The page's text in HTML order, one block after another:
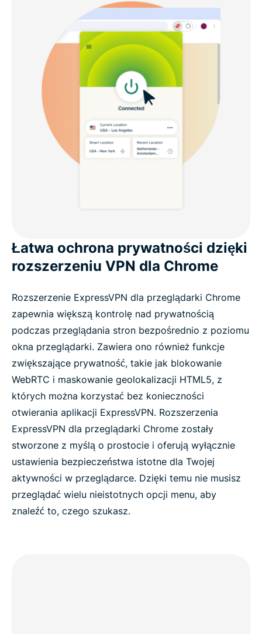
Łatwa ochrona prywatności dzięki
rozszerzeniu VPN dla Chrome
Rozszerzenie ExpressVPN dla przeglądarki Chrome
zapewnia większą kontrolę nad prywatnością
podczas przeglądania stron bezpośrednio z poziomu
okna przeglądarki. Zawiera ono również funkcje
zwiększające prywatność, takie jak blokowanie
WebRTC i maskowanie geolokalizacji HTML5, z
których można korzystać bez konieczności
otwierania aplikacji ExpressVPN. Rozszerzenia
ExpressVPN dla przeglądarki Chrome zostały
stworzone z myślą o prostocie i oferują wyłącznie
ustawienia bezpieczeństwa istotne dla Twojej
aktywności w przeglądarce. Dzięki temu nie musisz
przeglądać wielu nieistotnych opcji menu, aby
znaleźć to, czego szukasz.